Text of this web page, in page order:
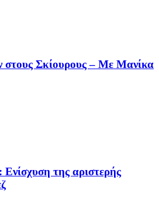
Σκίουρους – Με Μανίκα
της αριστερής